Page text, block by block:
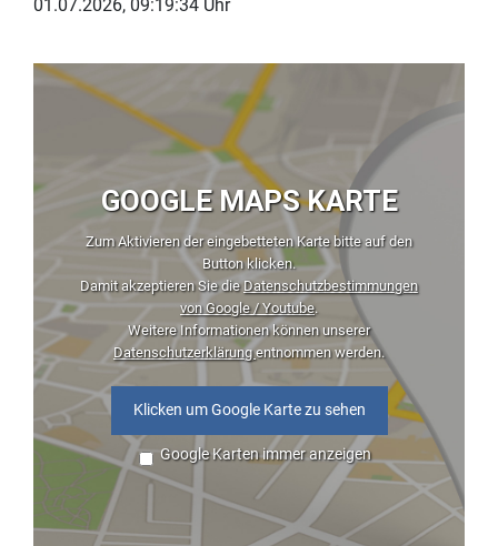
01.07.2026, 09:19:34 Uhr
GOOGLE MAPS KARTE
Zum Aktivieren der eingebetteten Karte bitte auf den
Button klicken.
Damit akzeptieren Sie dieDatenschutzbestimmungen
von Google / Youtube.
Weitere Informationen können unserer
Datenschutzerklärungentnommen werden.
Klicken um Google Karte zu sehen
Google Karten immer anzeigen